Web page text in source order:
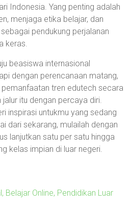
Indonesia. Yang penting adalah
menjaga etika belajar, dan
pendukung perjalanan
keras.
beasiswa internasional
dengan perencanaan matang,
tren edutech secara
itu dengan percaya diri.
inspirasi untukmu yang sedang
dari sekarang, mulailah dengan
lanjutkan satu per satu hingga
kelas impian di luar negeri.
Belajar Online, Pendidikan Luar